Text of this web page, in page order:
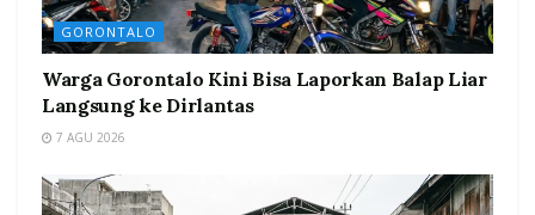
GORONTALO
Warga Gorontalo Kini Bisa Laporkan Balap Liar
Langsung ke Dirlantas
7 AGU 2026